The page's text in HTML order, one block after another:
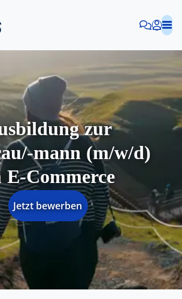
zur
mann (m/w/d)
E-Commerce
Jetzt bewerben